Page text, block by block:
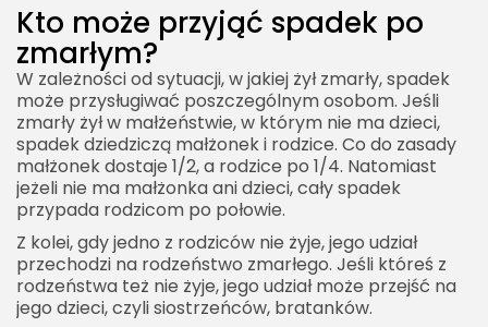
​Kto może przyjąć spadek po
zmarłym?
W zależności od sytuacji, w jakiej żył zmarły, spadek
może przysługiwać poszczególnym osobom. Jeśli
zmarły żył w małżeństwie, w którym nie ma dzieci,
spadek dziedziczą małżonek i rodzice. Co do zasady
małżonek dostaje 1/2, a rodzice po 1/4. Natomiast
jeżeli nie ma małżonka ani dzieci, cały spadek
przypada rodzicom po połowie.
Z kolei, gdy jedno z rodziców nie żyje, jego udział
przechodzi na rodzeństwo zmarłego. Jeśli któreś z
rodzeństwa też nie żyje, jego udział może przejść na
jego dzieci, czyli siostrzeńców, bratanków.